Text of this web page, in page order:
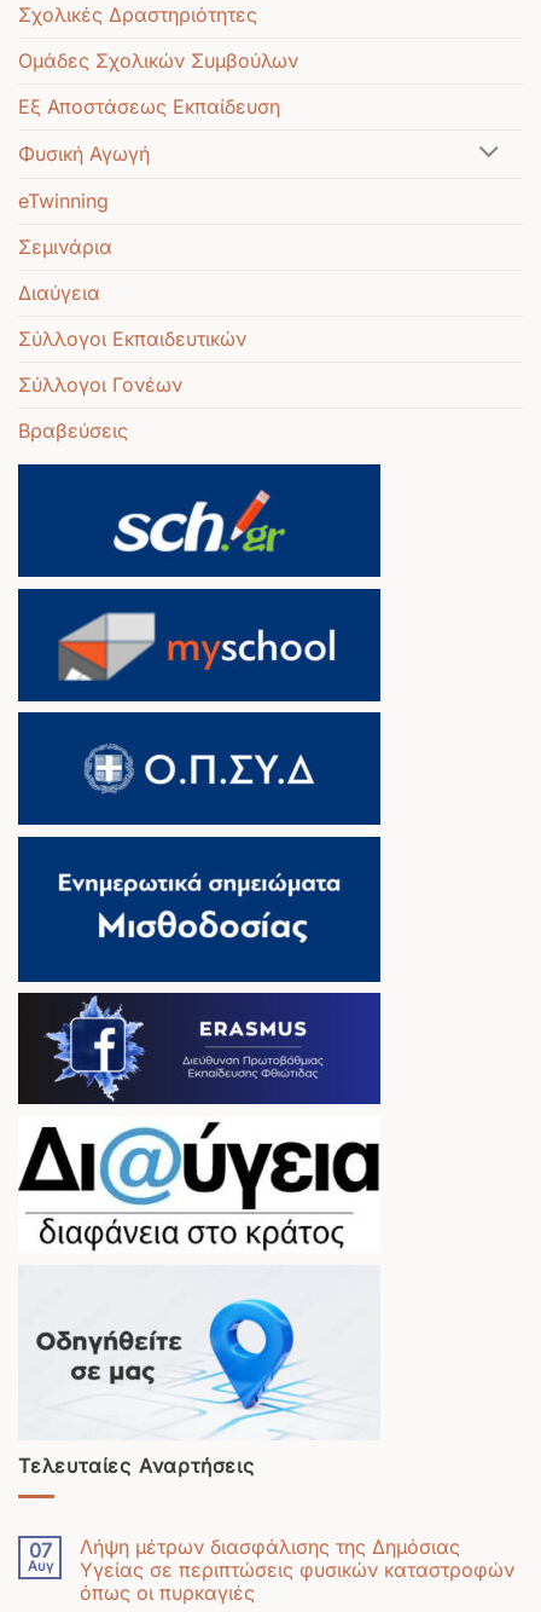
Σχολικές Δραστηριότητες
Ομάδες Σχολικών Συμβούλων
Εξ Αποστάσεως Εκπαίδευση
Φυσική Αγωγή
eTwinning
Σεμινάρια
Διαύγεια
Σύλλογοι Εκπαιδευτικών
Σύλλογοι Γονέων
Βραβεύσεις
Τελευταίες Αναρτήσεις
07
Αυγ
Λήψη μέτρων διασφάλισης της Δημόσιας
Υγείας σε περιπτώσεις φυσικών καταστροφών
όπως οι πυρκαγιές